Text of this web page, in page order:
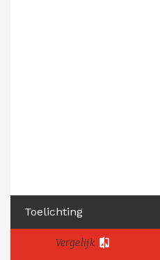
Toelichting
Vergelijk